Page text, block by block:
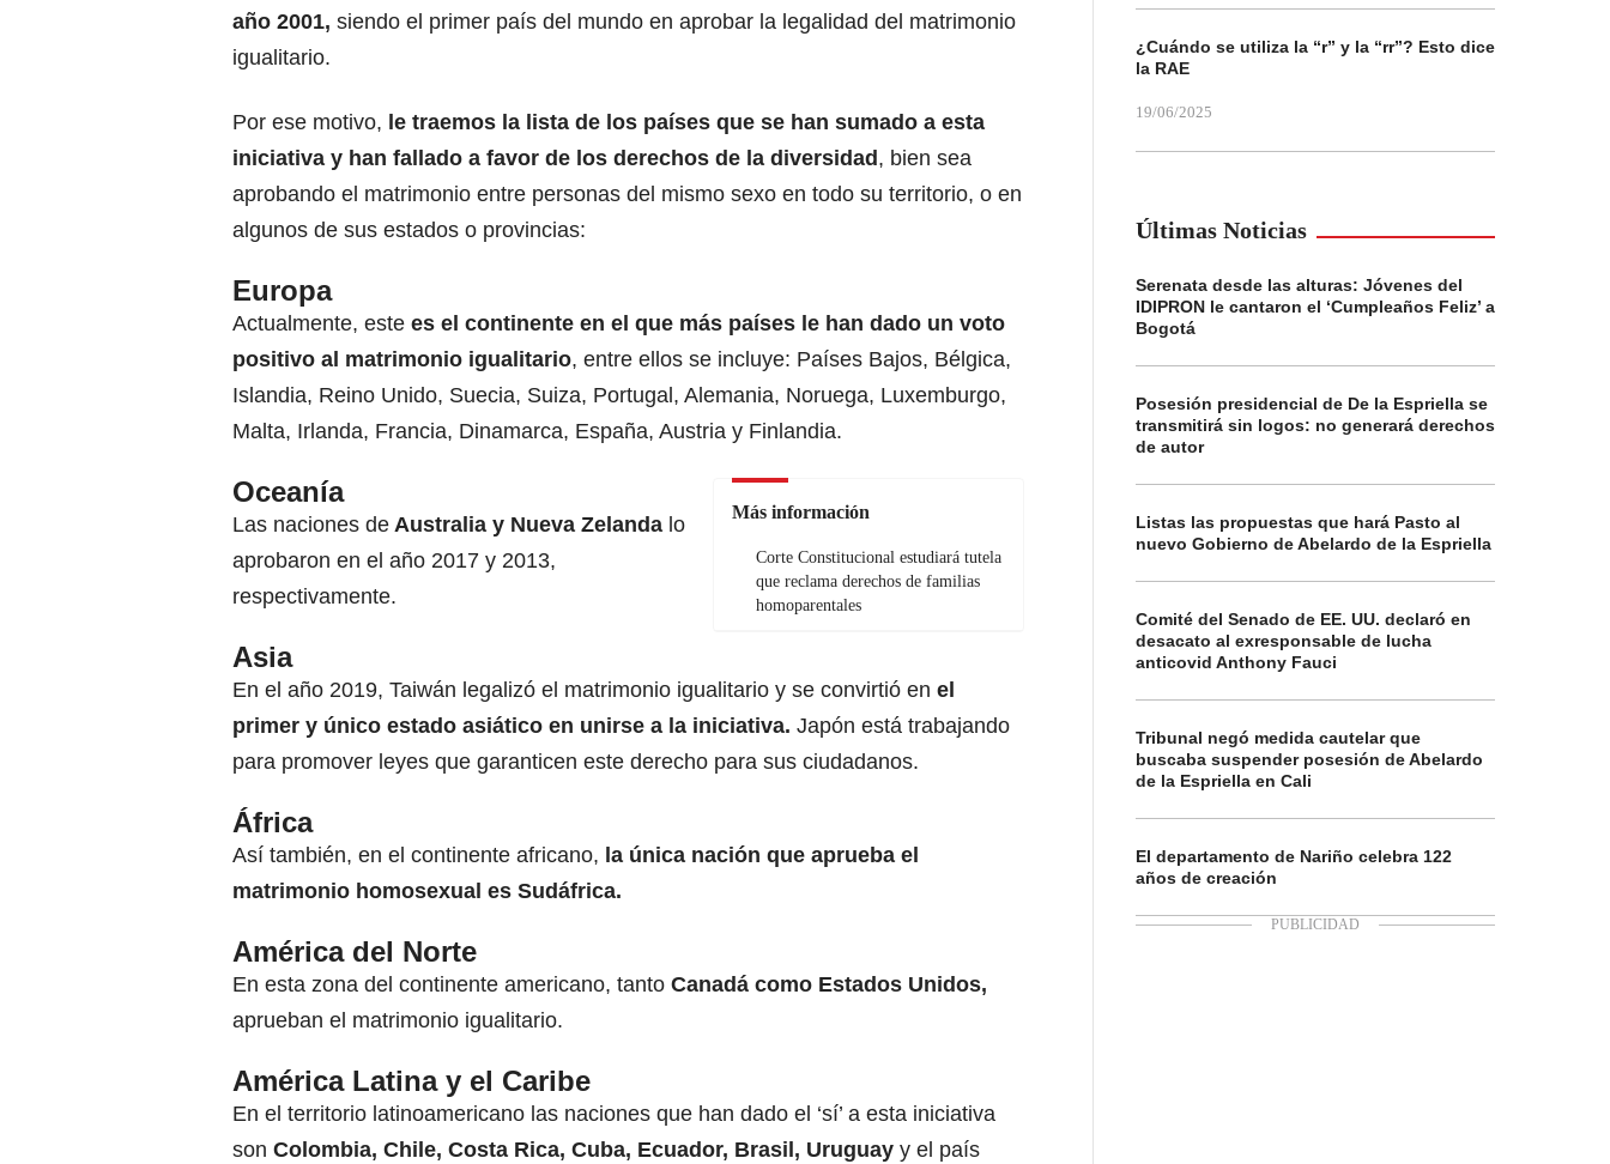
año 2001, siendo el primer país del mundo en aprobar la legalidad del matrimonio
igualitario.
Por ese motivo, le traemos la lista de los países que se han sumado a esta
iniciativa y han fallado a favor de los derechos de la diversidad , bien sea
aprobando el matrimonio entre personas del mismo sexo en todo su territorio, o en
algunos de sus estados o provincias:
Europa
Actualmente, este es el continente en el que más países le han dado un voto
positivo al matrimonio igualitario, entre ellos se incluye: Países Bajos, Bélgica,
Islandia, Reino Unido, Suecia, Suiza, Portugal, Alemania, Noruega, Luxemburgo,
Malta, Irlanda, Francia, Dinamarca, España, Austria y Finlandia.
Más información
Corte Constitucional estudiará tutela
que reclama derechos de familias
homoparentales
Oceanía
Las naciones de Australia y Nueva Zelanda lo
aprobaron en el año 2017 y 2013,
respectivamente.
Asia
En el año 2019, Taiwán legalizó el matrimonio igualitario y se convirtió en el
primer y único estado asiático en unirse a la iniciativa. Japón está trabajando
para promover leyes que garanticen este derecho para sus ciudadanos.
África
Así también, en el continente africano, la única nación que aprueba el
matrimonio homosexual es Sudáfrica.
América del Norte
En esta zona del continente americano, tanto Canadá como Estados Unidos,
aprueban el matrimonio igualitario.
América Latina y el Caribe
En el territorio latinoamericano las naciones que han dado el ‘sí’ a esta iniciativa
son Colombia, Chile, Costa Rica, Cuba, Ecuador, Brasil, Uruguay y el país
¿Cuándo se utiliza la “r” y la “rr”? Esto dice
la RAE
19/06/2025
Últimas Noticias
Serenata desde las alturas: Jóvenes del
IDIPRON le cantaron el ‘Cumpleaños Feliz’ a
Bogotá
Posesión presidencial de De la Espriella se
transmitirá sin logos: no generará derechos
de autor
Listas las propuestas que hará Pasto al
nuevo Gobierno de Abelardo de la Espriella
Comité del Senado de EE. UU. declaró en
desacato al exresponsable de lucha
anticovid Anthony Fauci
Tribunal negó medida cautelar que
buscaba suspender posesión de Abelardo
de la Espriella en Cali
El departamento de Nariño celebra 122
años de creación